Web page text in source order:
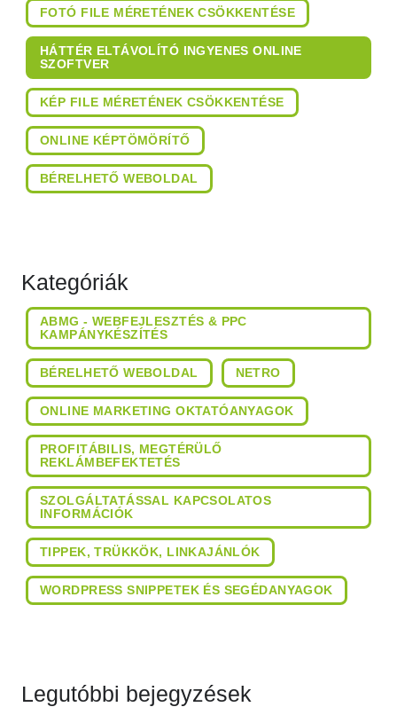
FOTÓ FILE MÉRETÉNEK CSÖKKENTÉSE
HÁTTÉR ELTÁVOLÍTÓ INGYENES ONLINE
SZOFTVER
KÉP FILE MÉRETÉNEK CSÖKKENTÉSE
ONLINE KÉPTÖMÖRÍTŐ
BÉRELHETŐ WEBOLDAL
Kategóriák
ABMG - WEBFEJLESZTÉS & PPC
KAMPÁNYKÉSZÍTÉS
BÉRELHETŐ WEBOLDAL NETRO
ONLINE MARKETING OKTATÓANYAGOK
PROFITÁBILIS, MEGTÉRÜLŐ
REKLÁMBEFEKTETÉS
SZOLGÁLTATÁSSAL KAPCSOLATOS
INFORMÁCIÓK
TIPPEK, TRÜKKÖK, LINKAJÁNLÓK
WORDPRESS SNIPPETEK ÉS SEGÉDANYAGOK
Legutóbbi bejegyzések